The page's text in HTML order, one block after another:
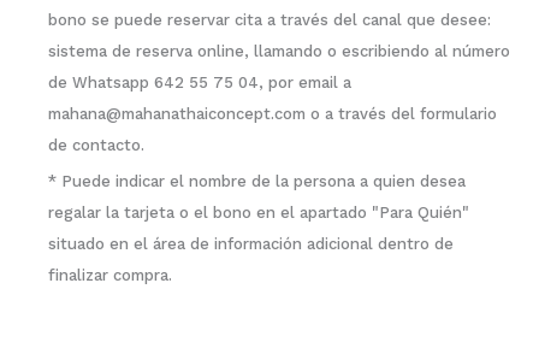
bono se puede reservar cita a través del canal que desee:
sistema de reserva online, llamando o escribiendo al número
de Whatsapp 642 55 75 04, por email a
mahana@mahanathaiconcept.com o a través del formulario
de contacto.
* Puede indicar el nombre de la persona a quien desea
regalar la tarjeta o el bono en el apartado "Para Quién"
situado en el área de información adicional dentro de
finalizar compra.